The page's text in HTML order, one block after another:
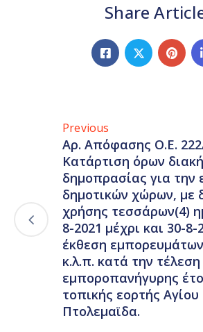
Share
Previous
Αρ. Απόφασης Ο.Ε.
Κατάρτιση όρων
δημοπρασίας για την
δημοτικών χώρων, με
χρήσης τεσσάρων(4)
8-2021 μέχρι και 30-8-
έκθεση
κ.λ.π. κατά την τέλεση
εμποροπανήγυρης
τοπικής εορτής
Πτολεμαϊδα.